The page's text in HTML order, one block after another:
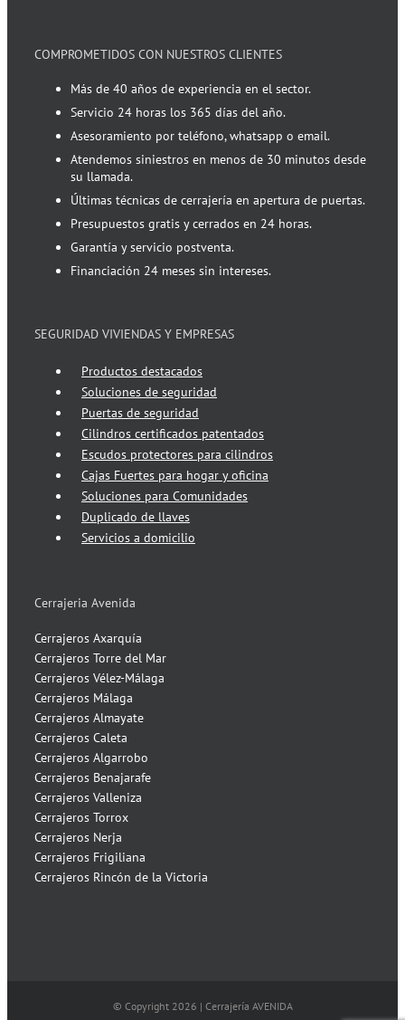
COMPROMETIDOS CON NUESTROS CLIENTES
Más de 40 años de experiencia en el sector.
Servicio 24 horas los 365 días del año.
Asesoramiento por teléfono, whatsapp o email.
Atendemos siniestros en menos de 30 minutos desde
su llamada.
Últimas técnicas de cerrajería en apertura de puertas.
Presupuestos gratis y cerrados en 24 horas.
Garantía y servicio postventa.
Financiación 24 meses sin intereses.
SEGURIDAD VIVIENDAS Y EMPRESAS
Productos destacados
Soluciones de seguridad
Puertas de seguridad
Cilindros certificados patentados
Escudos protectores para cilindros
Cajas Fuertes para hogar y oficina
Soluciones para Comunidades
Duplicado de llaves
Servicios a domicilio
Cerrajeria Avenida
Cerrajeros Axarquía
Cerrajeros Torre del Mar
Cerrajeros Vélez-Málaga
Cerrajeros Málaga
Cerrajeros Almayate
Cerrajeros Caleta
Cerrajeros Algarrobo
Cerrajeros Benajarafe
Cerrajeros Valleniza
Cerrajeros Torrox
Cerrajeros Nerja
Cerrajeros Frigiliana
Cerrajeros Rincón de la Victoria
© Copyright 2026 | Cerrajería AVENIDA